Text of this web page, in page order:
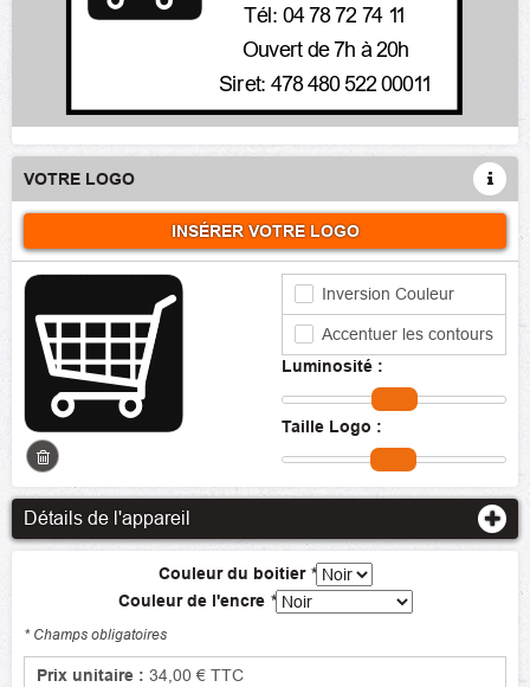
Tél: 04 78 72 74 11
Ouvert de 7h à 20h
Siret: 478 480 522 00011
VOTRE LOGO
INSÉRER VOTRE LOGO
Inversion Couleur
Accentuer les contours
Luminosité :
Taille Logo :
Détails de l'appareil
Couleur du boitier *
Couleur de l'encre *
* Champs obligatoires
Prix unitaire : 34,00 € TTC